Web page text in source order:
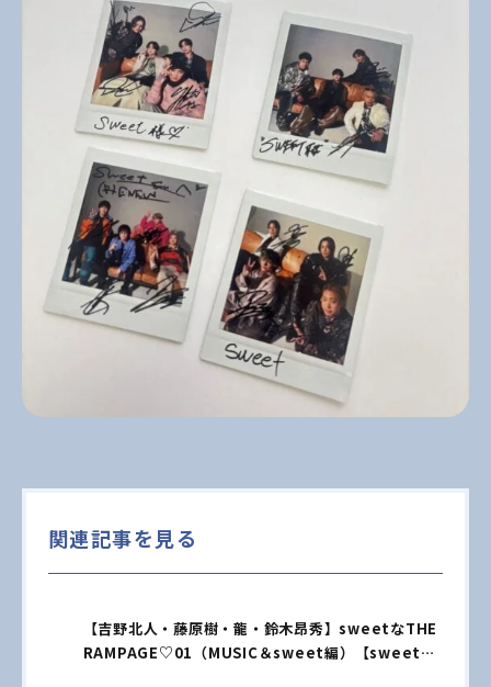
関連記事を見る
【吉野北人・藤原樹・龍・鈴木昂秀】sweetなTHE
RAMPAGE♡01（MUSIC＆sweet編）【sweet